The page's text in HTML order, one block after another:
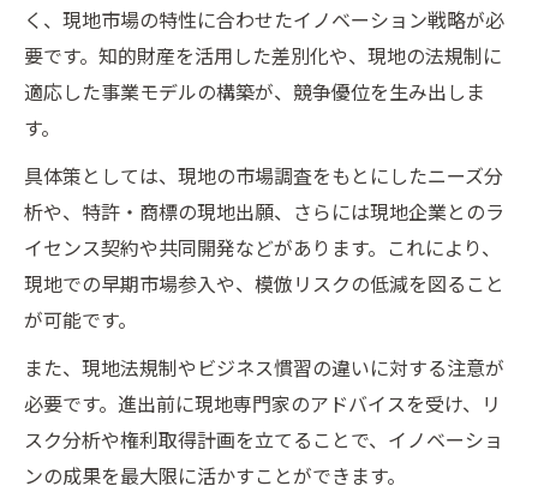
く、現地市場の特性に合わせたイノベーション戦略が必
要です。知的財産を活用した差別化や、現地の法規制に
適応した事業モデルの構築が、競争優位を生み出しま
す。
具体策としては、現地の市場調査をもとにしたニーズ分
析や、特許・商標の現地出願、さらには現地企業とのラ
イセンス契約や共同開発などがあります。これにより、
現地での早期市場参入や、模倣リスクの低減を図ること
が可能です。
また、現地法規制やビジネス慣習の違いに対する注意が
必要です。進出前に現地専門家のアドバイスを受け、リ
スク分析や権利取得計画を立てることで、イノベーショ
ンの成果を最大限に活かすことができます。